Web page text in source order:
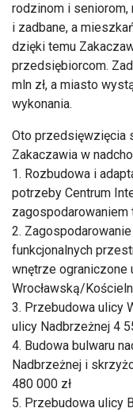
rodzinom i
i zadbane, a
dzięki temu
przedsiębiorcom.
mln zł, a miasto
wykonania.
Oto przedsięwzięcia
Zakaczawia w
1. Rozbudowa i
potrzeby Centrum
zagospodarowaniem
2.
funkcjonalnych
wnętrze ograniczone
Wrocławską/
3. Przebudowa ulicy
ulicy Nadbrzeżnej 4
4. Budowa bulwaru
Nadbrzeżnej i
480 000 zł
5. Przebudowa ulicy